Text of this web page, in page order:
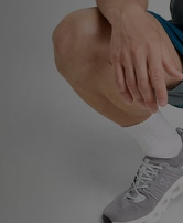
Merken
Vind een winkel
Bestelling traceren
Klantenservice